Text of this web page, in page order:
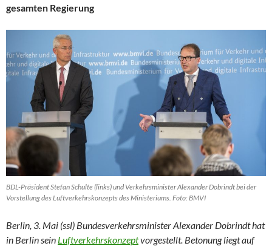
gesamten Regierung
BDL-Präsident Stefan Schulte (links) und Verkehrsminister Alexander Dobrindt bei der
Vorstellung des Luftverkehrskonzepts des Ministeriums. Foto: BMVI
Berlin, 3. Mai (ssl) Bundesverkehrsminister Alexander Dobrindt hat
in Berlin sein Luftverkehrskonzeptvorgestellt. Betonung liegt auf